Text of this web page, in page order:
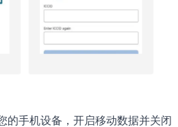
的手机设备，开启移动数据并关闭